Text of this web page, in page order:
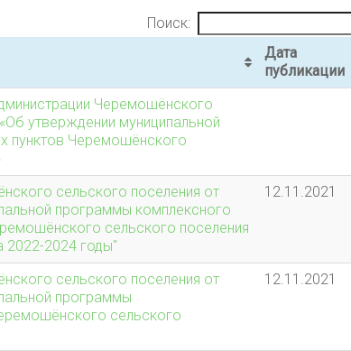
Поиск:
Дата
публикации
Черемошёнского
утверждении муниципальной
пунктов Черемошёнского
сельского поселения от
программы комплексного
сельского поселения
2022-2024 годы"
12.11.2021
сельского поселения от
программы
сельского
12.11.2021